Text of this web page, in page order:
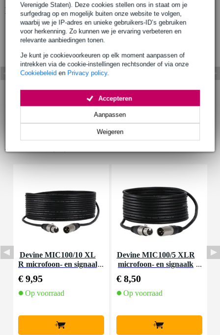
Verenigde Staten). Deze cookies stellen ons in staat om je
surfgedrag op en mogelijk buiten onze website te volgen,
waarbij we je IP-adres en unieke gebruikers-ID’s gebruiken
voor herkenning. Zo kunnen we je ervaring verbeteren en
relevante aanbiedingen tonen.
Je kunt je cookievoorkeuren op elk moment aanpassen of
intrekken via de cookie-instellingen rechtsonder of via onze
Cookiebeleid en Privacy policy.
Weigeren
Aanpassen
Accepteren
Bekijk ook eens (2)
Devine MIC100/10 XL
R microfoon- en signaal
€ 9,95
Op voorraad
+
Devine MIC100/5 XLR
microfoon- en signaalk
€ 8,50
Op voorraad
+